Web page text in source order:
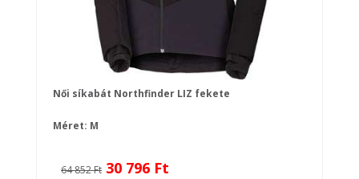
Női síkabát Northfinder LIZ fekete
Méret: M
64 852 Ft 30 796 Ft